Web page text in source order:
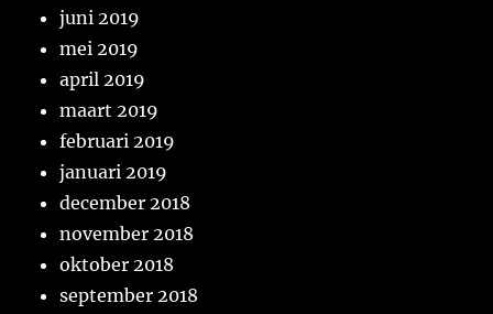
juni 2019
mei 2019
april 2019
maart 2019
februari 2019
januari 2019
december 2018
november 2018
oktober 2018
september 2018